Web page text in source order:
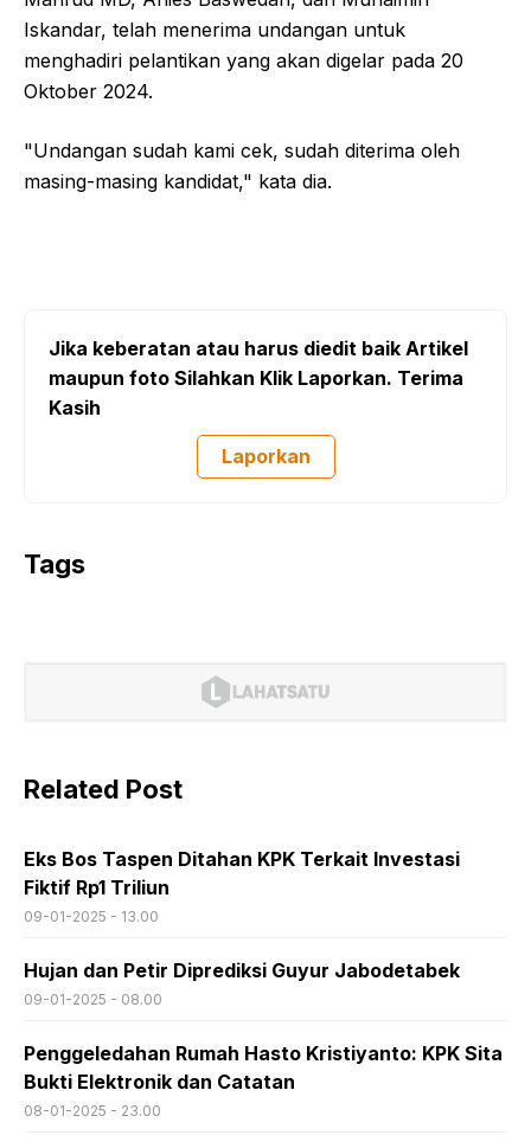
Iskandar, telah menerima undangan untuk
menghadiri pelantikan yang akan digelar pada 20
Oktober 2024.
"Undangan sudah kami cek, sudah diterima oleh
masing-masing kandidat," kata dia.
Jika keberatan atau harus diedit baik Artikel
maupun foto Silahkan Klik Laporkan. Terima
Kasih
Laporkan
Tags
Related Post
Eks Bos Taspen Ditahan KPK Terkait Investasi
Fiktif Rp1 Triliun
09-01-2025 - 13.00
Hujan dan Petir Diprediksi Guyur Jabodetabek
09-01-2025 - 08.00
Penggeledahan Rumah Hasto Kristiyanto: KPK Sita
Bukti Elektronik dan Catatan
08-01-2025 - 23.00